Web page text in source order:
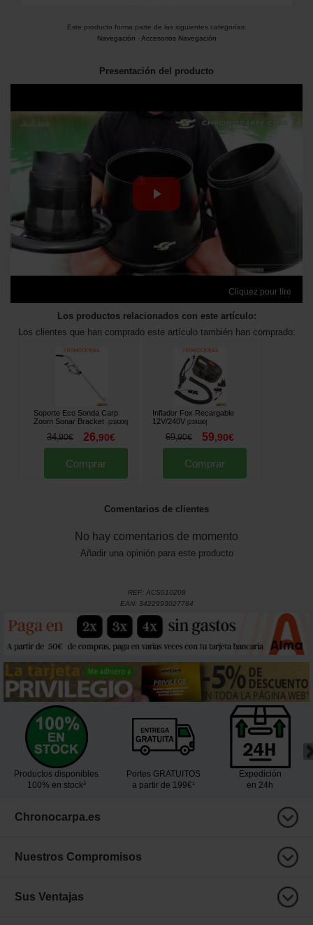
Este producto forma parte de las siguientes categorías:
Navegación -Accesorios Navegación
Presentación del producto
Cliquez pour lire
Los productos relacionados con este artículo:
Los clientes que han comprado este artículo también han comprado:
Soporte Eco Sonda Carp
Zoom Sonar Bracket
[219306]
34,90€ 26,90€
Comprar
Inflador Fox Recargable
12V/240V [219180]
69,90€ 59,90€
Comprar
Comentarios de clientes
No hay comentarios de momento
Añadir una opinión para este producto
REF: ACS010208
EAN: 3422993027784
Productos disponibles
100% en stock³
Portes GRATUITOS
a partir de 199€¹
Expedición
en 24h
Chronocarpa.es
Nuestros Compromisos
Sus Ventajas